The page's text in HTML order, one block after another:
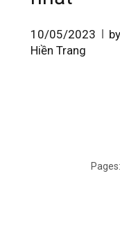
10/05/2023
Hiền Trang
Pages: